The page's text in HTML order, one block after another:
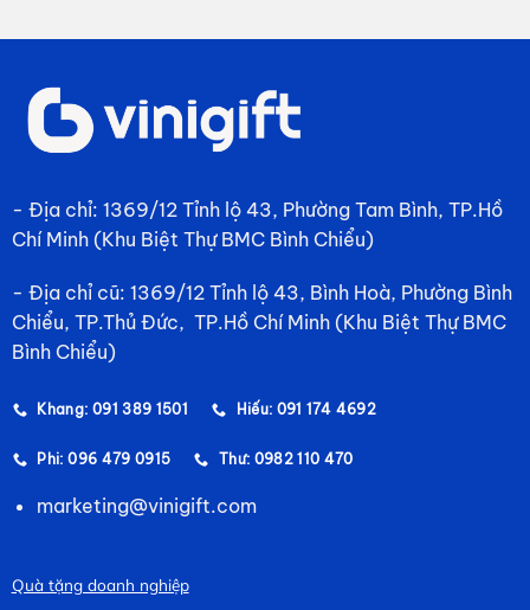
- Địa chỉ: 1369/12 Tỉnh lộ 43, Phường Tam Bình, TP.Hồ
Chí Minh (Khu Biệt Thự BMC Bình Chiểu)
- Địa chỉ cũ: 1369/12 Tỉnh lộ 43, Bình Hoà, Phường Bình
Chiểu, TP.Thủ Đức, TP.Hồ Chí Minh (Khu Biệt Thự BMC
Bình Chiểu)
Khang: 091 389 1501 Hiếu: 091 174 4692
Phi: 096 479 0915 Thư: 0982 110 470
marketing@vinigift.com
Quà tặng doanh nghiệp